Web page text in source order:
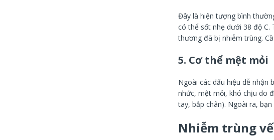
Đây là hiện tượng bình
có thể sốt nhẹ dưới 38 độ
thương đã bị nhiễm trùng.
5. Cơ thể mệt mỏi
Ngoài các dấu hiệu dễ
nhức, mệt mỏi, khó chịu do
tay, bắp chân). Ngoài ra,
Nhiễm trùng